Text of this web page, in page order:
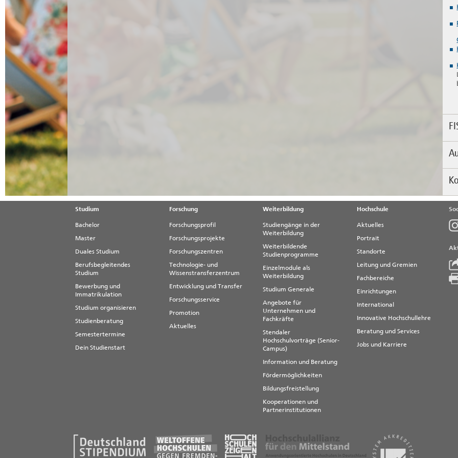
Im
Studium
Bachelor
Master
Duales Studium
Berufsbegleitendes
Studium
Bewerbung und
Immatrikulation
Studium organisieren
Studienberatung
Semestertermine
Dein Studienstart
Forschung
Forschungsprofil
Forschungsprojekte
Forschungszentren
Technologie- und
Wissenstransferzentrum
Entwicklung und Transfer
Forschungsservice
Promotion
Aktuelles
Weiterbildung
Studiengänge in der
Weiterbildung
Weiterbildende
Studienprogramme
Einzelmodule als
Weiterbildung
Studium Generale
Angebote für
Unternehmen und
Fachkräfte
Stendaler
Hochschulvorträge (Senior-
Campus)
Information und Beratung
Fördermöglichkeiten
Bildungsfreistellung
Kooperationen und
Partnerinstitutionen
Hochschule
Aktuelles
Portrait
Standorte
Leitung und Gremien
Fachbereiche
Einrichtungen
International
Innovative Hochschullehre
Beratung und Services
Jobs und Karriere